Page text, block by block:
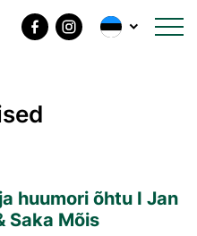
huumori õhtu I Jan
Saka Mõis